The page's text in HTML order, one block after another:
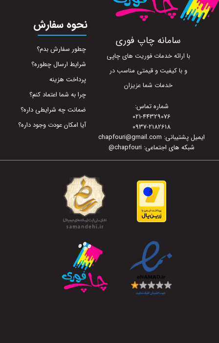
سامانه چاپ فوری
با ارائه خدمات فوریت های چاپی
و با کیفیت و قیمتی مناسب در
خدمات شما عزیزان
شماره تماس:
021-44329076
0937-2182618
ایمیل پشتیبانی: chapfouri@gmail.com
شبکه های اجتماعی: chapfouri
@
نحوه سفارش
چطور سفارش بدم؟
شرایط ارسال چطوره؟
پرداخت هزینه
چرا به شما اعتماد کنم؟
ضمانت چه شرایطی داره؟
آیا امکان عودت وجود داره؟